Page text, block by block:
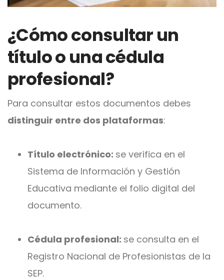
¿Cómo consultar un
título o una cédula
profesional?
Para consultar estos documentos debes
distinguir entre dos plataformas:
Título electrónico: se verifica en el
Sistema de Información y Gestión
Educativa mediante el folio digital del
documento.
Cédula profesional: se consulta en el
Registro Nacional de Profesionistas de la
SEP.